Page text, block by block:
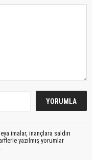
imalar, inançlara saldırı
yazılmış yorumlar